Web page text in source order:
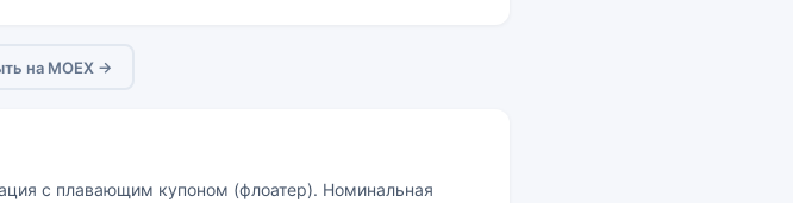
на MOEX →
с плавающим купоном (флоатер). Номинальная